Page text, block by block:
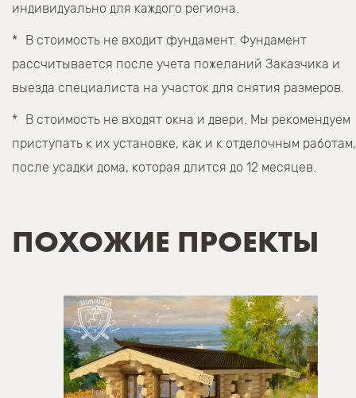
индивидуально для каждого региона.
В стоимость не входит фундамент. Фундамент
рассчитывается после учета пожеланий Заказчика и
выезда специалиста на участок для снятия размеров.
В стоимость не входят окна и двери. Мы рекомендуем
приступать к их установке, как и к отделочным работам,
после усадки дома, которая длится до 12 месяцев.
ПОХОЖИЕ ПРОЕКТЫ